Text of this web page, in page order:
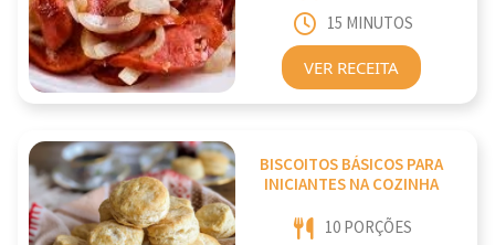
15 MINUTOS
VER RECEITA
BISCOITOS BÁSICOS PARA
INICIANTES NA COZINHA
10 PORÇÕES